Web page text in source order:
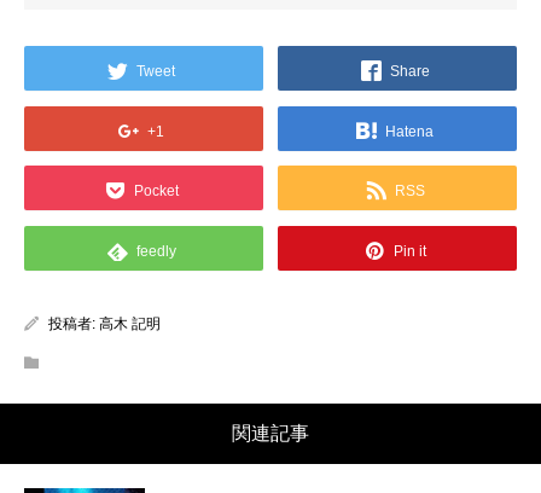
Tweet Share
+1 Hatena
Pocket RSS
feedly Pin it
投稿者: 高木 記明
関連記事